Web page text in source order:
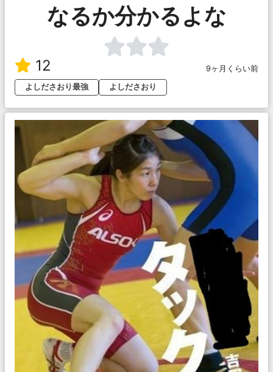
なるか分かるよな
12
9ヶ月くらい前
よしださおり最強
よしださおり